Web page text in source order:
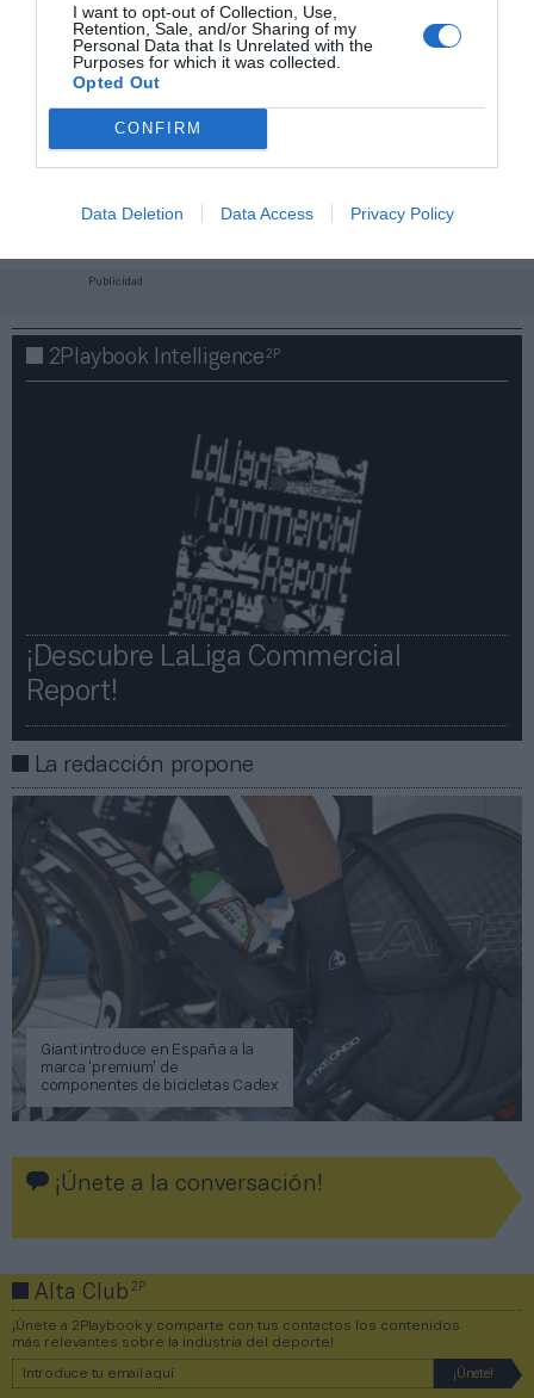
I want to opt-out of Collection, Use,
Retention, Sale, and/or Sharing of my
Personal Data that Is Unrelated with the
Purposes for which it was collected.
Opted Out
CONFIRM
Data Deletion Data Access Privacy Policy
y eventos para Socios!​​​​​​​
Publicidad
2Playbook Intelligence2P
¡Descubre LaLiga Commercial
Report!​​
La redacción propone
Giant introduce en España a la
marca ‘premium’ de
componentes de bicicletas Cadex
¡Únete a la conversación!
Alta Club2P
¡Únete a 2Playbook y comparte con tus contactos los contenidos
más relevantes sobre la industria del deporte!